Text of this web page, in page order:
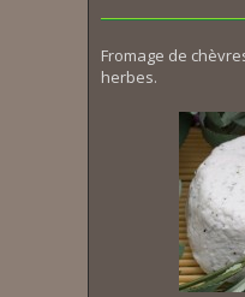
Fromage de
herbes.